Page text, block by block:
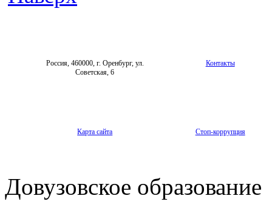
Россия, 460000, г. Оренбург, ул.
Советская, 6
Контакты
Карта сайта Стоп-коррупция
Довузовское образование